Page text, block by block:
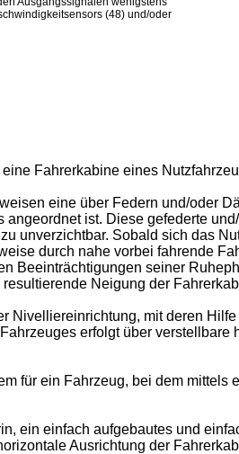
(48) und/oder
Fahrerkabine eines
eine über Federn und/oder
ist. Diese gefederte
unverzichtbar. Sobald sich das
durch nahe vorbei fahrende
Beeinträchtigungen seiner
Neigung der
Nivelliereinrichtung, mit deren
erfolgt über
für ein Fahrzeug, bei dem
ein einfach aufgebautes und
Ausrichtung der